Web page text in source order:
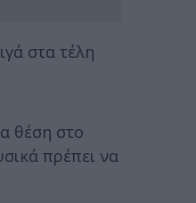
στα τέλη
θέση στο
πρέπει να